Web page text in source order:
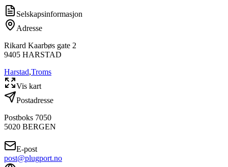
Selskapsinformasjon
Adresse
Rikard Kaarbøs gate 2
9405 HARSTAD
Harstad,Troms
Vis kart
Postadresse
Postboks 7050
5020 BERGEN
E-post
post@plugport.no